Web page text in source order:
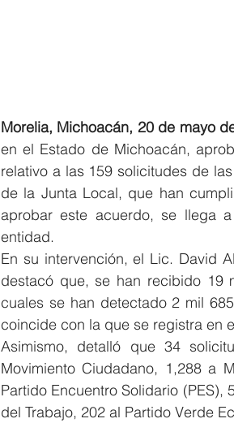
Morelia, Michoacán, 20 de mayo
en el Estado de Michoacán,
relativo a las 159 solicitudes de
de la Junta Local, que han
aprobar este acuerdo, se llega
entidad.
En su intervención, el Lic. David
destacó que, se han recibido 19
cuales se han detectado 2 mil
coincide con la que se registra en
Asimismo, detalló que 34
Movimiento Ciudadano, 1,288 a
Partido Encuentro Solidario
del Trabajo, 202 al Partido Verde